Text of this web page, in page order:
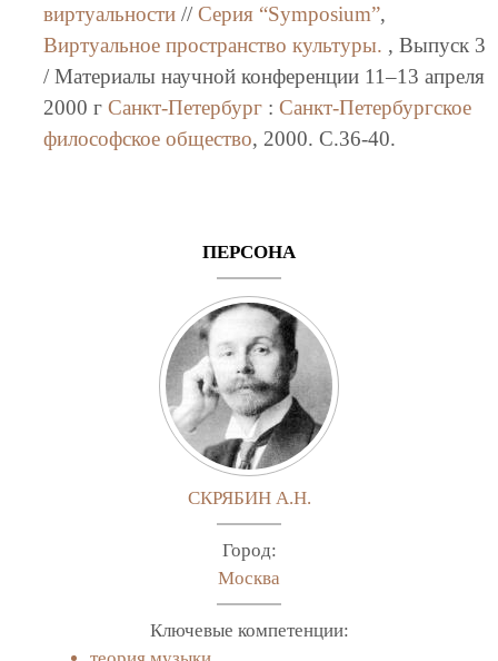
виртуальности// Серия “Symposium”,
Виртуальное пространство культуры. , Выпуск 3
/ Материалы научной конференции 11–13 апреля
2000 г Санкт-Петербург: Санкт-Петербургское
философское общество, 2000. C.36-40.
ПЕРСОНА
СКРЯБИН А.Н.
Город:
Москва
Ключевые компетенции: